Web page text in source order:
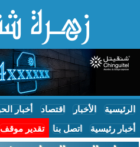
الرئيسية الأخبار اقتصاد أخبار
أخبار رئيسية اتصل بنا تقدير موقف